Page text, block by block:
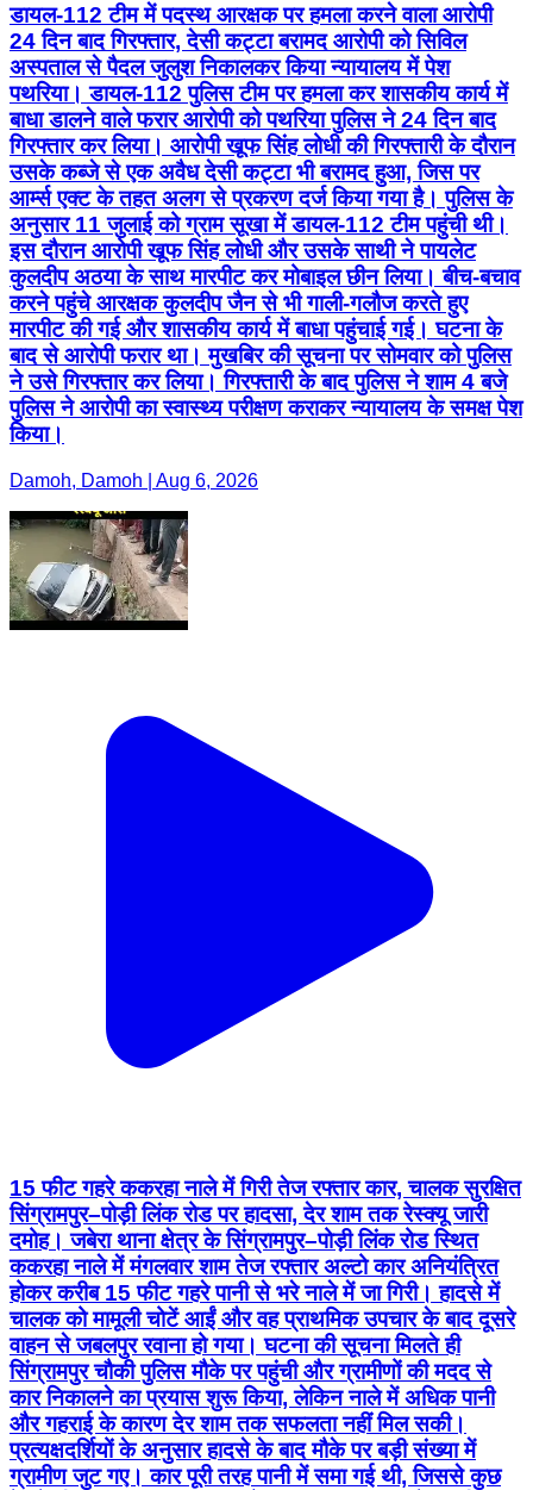
डायल-112 टीम में पदस्थ आरक्षक पर हमला करने वाला आरोपी
24 दिन बाद गिरफ्तार, देसी कट्टा बरामद आरोपी को सिविल
अस्पताल से पैदल जुलुश निकालकर किया न्यायालय में पेश
पथरिया। डायल-112 पुलिस टीम पर हमला कर शासकीय कार्य में
बाधा डालने वाले फरार आरोपी को पथरिया पुलिस ने 24 दिन बाद
गिरफ्तार कर लिया। आरोपी खूफ सिंह लोधी की गिरफ्तारी के दौरान
उसके कब्जे से एक अवैध देसी कट्टा भी बरामद हुआ, जिस पर
आर्म्स एक्ट के तहत अलग से प्रकरण दर्ज किया गया है। पुलिस के
अनुसार 11 जुलाई को ग्राम सूखा में डायल-112 टीम पहुंची थी।
इस दौरान आरोपी खूफ सिंह लोधी और उसके साथी ने पायलेट
कुलदीप अठया के साथ मारपीट कर मोबाइल छीन लिया। बीच-बचाव
करने पहुंचे आरक्षक कुलदीप जैन से भी गाली-गलौज करते हुए
मारपीट की गई और शासकीय कार्य में बाधा पहुंचाई गई। घटना के
बाद से आरोपी फरार था। मुखबिर की सूचना पर सोमवार को पुलिस
ने उसे गिरफ्तार कर लिया। गिरफ्तारी के बाद पुलिस ने शाम 4 बजे
पुलिस ने आरोपी का स्वास्थ्य परीक्षण कराकर न्यायालय के समक्ष पेश
किया।
Damoh, Damoh | Aug 6, 2026
15 फीट गहरे ककरहा नाले में गिरी तेज रफ्तार कार, चालक सुरक्षित
सिंग्रामपुर–पोड़ी लिंक रोड पर हादसा, देर शाम तक रेस्क्यू जारी
दमोह। जबेरा थाना क्षेत्र के सिंग्रामपुर–पोड़ी लिंक रोड स्थित
ककरहा नाले में मंगलवार शाम तेज रफ्तार अल्टो कार अनियंत्रित
होकर करीब 15 फीट गहरे पानी से भरे नाले में जा गिरी। हादसे में
चालक को मामूली चोटें आईं और वह प्राथमिक उपचार के बाद दूसरे
वाहन से जबलपुर रवाना हो गया। घटना की सूचना मिलते ही
सिंग्रामपुर चौकी पुलिस मौके पर पहुंची और ग्रामीणों की मदद से
कार निकालने का प्रयास शुरू किया, लेकिन नाले में अधिक पानी
और गहराई के कारण देर शाम तक सफलता नहीं मिल सकी।
प्रत्यक्षदर्शियों के अनुसार हादसे के बाद मौके पर बड़ी संख्या में
ग्रामीण जुट गए। कार पूरी तरह पानी में समा गई थी, जिससे कुछ